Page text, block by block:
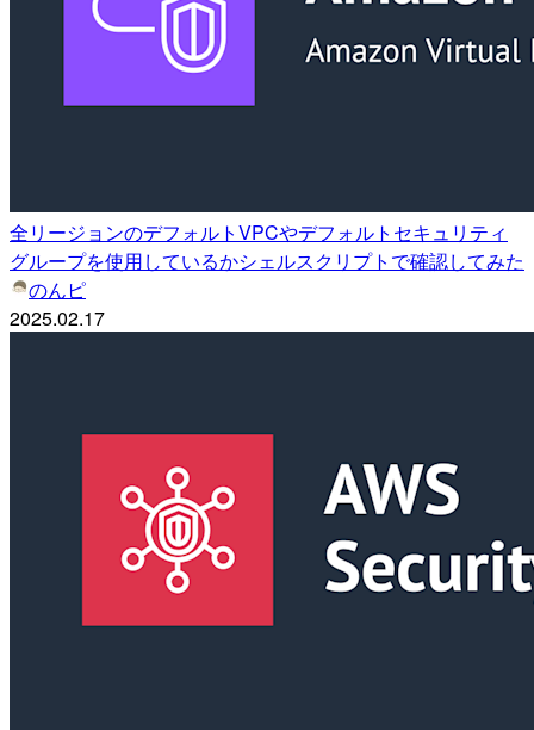
全リージョンのデフォルトVPCやデフォルトセキュリティ
グループを使用しているかシェルスクリプトで確認してみた
のんピ
2025.02.17